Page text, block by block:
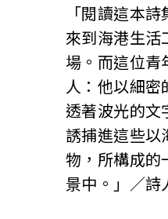
「閱讀這本
來到海港生活
場。而這位青
人：他以細
透著波光的文
誘捕進這些以
物，所構成的
景中。」／詩